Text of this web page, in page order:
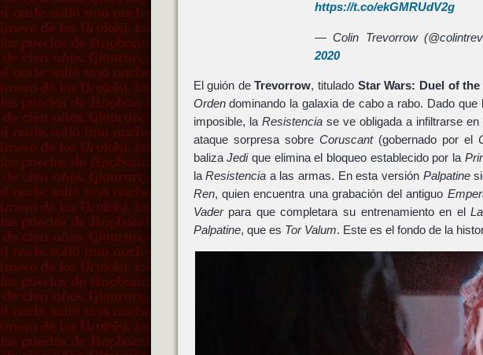
https://t.co/ekGMRUdV2g
— Colin Trevorrow
2020
El guión deTrevorrow, titulado Star Wars: Duel of the
Ordendominando la galaxia de cabo a rabo. Dado
imposible, la Resistenciase ve obligada a infiltrarse
ataque sorpresa sobre Coruscant(gobernado por el
balizaJedique elimina el bloqueo establecido por la
laResistencia a las armas. En esta versión Palpatine
Ren, quien encuentra una grabación del antiguo
Vaderpara que completara su entrenamiento en el
Palpatine, que es Tor Valum. Este es el fondo de la